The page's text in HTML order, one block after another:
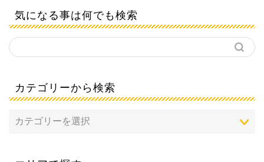
気になる事は何でも検索
カテゴリーから検索